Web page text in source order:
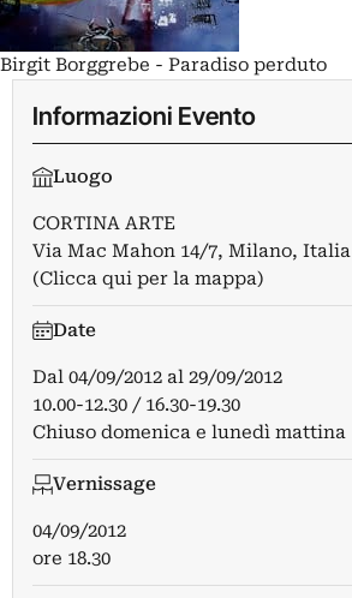
Birgit Borggrebe - Paradiso perduto
Informazioni Evento
Luogo
CORTINA ARTE
Via Mac Mahon 14/7, Milano, Italia
(Clicca qui per la mappa)
Date
Dal 04/09/2012 al 29/09/2012
10.00-12.30 / 16.30-19.30
Chiuso domenica e lunedì mattina
Vernissage
04/09/2012
ore 18.30